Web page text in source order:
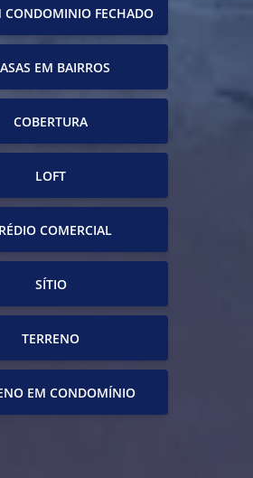
CONDOMINIO FECHADO
EM BAIRROS
COBERTURA
LOFT
COMERCIAL
SÍTIO
TERRENO
EM CONDOMÍNIO